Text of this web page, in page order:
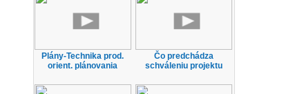
Plány-Technika prod.
orient. plánovania
Čo predchádza
schváleniu projektu